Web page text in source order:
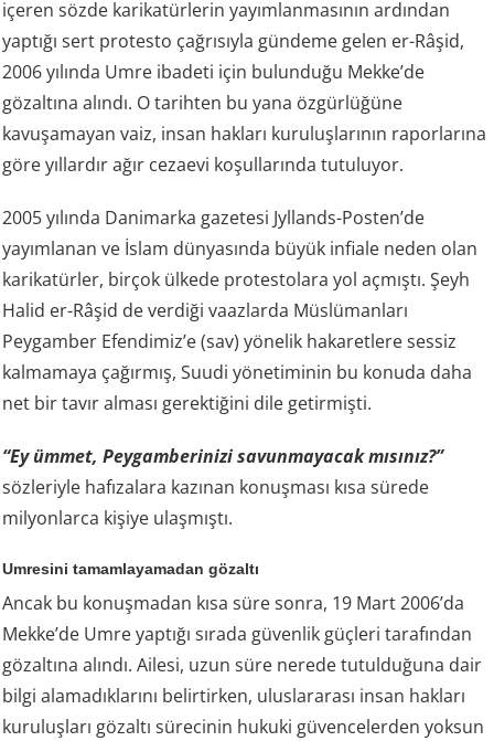
içeren sözde karikatürlerin yayımlanmasının ardından
yaptığı sert protesto çağrısıyla gündeme gelen er-Râşid,
2006 yılında Umre ibadeti için bulunduğu Mekke’de
gözaltına alındı. O tarihten bu yana özgürlüğüne
kavuşamayan vaiz, insan hakları kuruluşlarının raporlarına
göre yıllardır ağır cezaevi koşullarında tutuluyor.
2005 yılında Danimarka gazetesi Jyllands-Posten’de
yayımlanan ve İslam dünyasında büyük infiale neden olan
karikatürler, birçok ülkede protestolara yol açmıştı. Şeyh
Halid er-Râşid de verdiği vaazlarda Müslümanları
Peygamber Efendimiz’e (sav) yönelik hakaretlere sessiz
kalmamaya çağırmış, Suudi yönetiminin bu konuda daha
net bir tavır alması gerektiğini dile getirmişti.
“Ey ümmet, Peygamberinizi savunmayacak mısınız?”
sözleriyle hafızalara kazınan konuşması kısa sürede
milyonlarca kişiye ulaşmıştı.
Umresini tamamlayamadan gözaltı
Ancak bu konuşmadan kısa süre sonra, 19 Mart 2006’da
Mekke’de Umre yaptığı sırada güvenlik güçleri tarafından
gözaltına alındı. Ailesi, uzun süre nerede tutulduğuna dair
bilgi alamadıklarını belirtirken, uluslararası insan hakları
kuruluşları gözaltı sürecinin hukuki güvencelerden yoksun